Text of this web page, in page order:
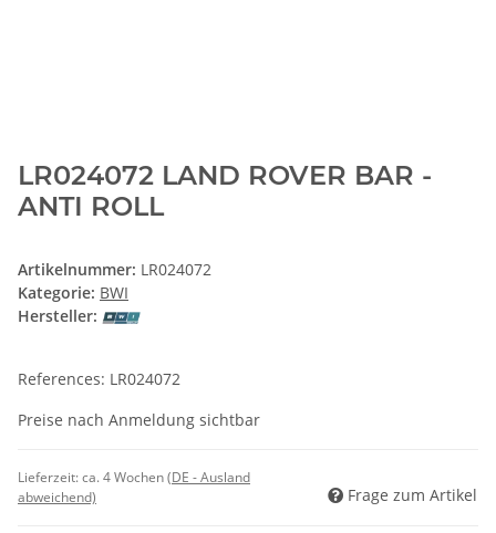
LR024072 LAND ROVER BAR -
ANTI ROLL
Artikelnummer: LR024072
Kategorie: BWI
Hersteller:
References: LR024072
Preise nach Anmeldung sichtbar
Lieferzeit:ca. 4 Wochen(DE - Ausland
abweichend)
Frage zum Artikel